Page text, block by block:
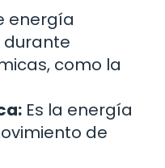
energía
durante
como la
Es la energía
de